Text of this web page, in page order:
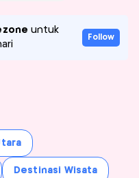
untuk
Follow
Destinasi Wisata